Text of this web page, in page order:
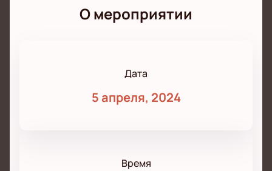
О мероприятии
Дата
5 апреля, 2024
Время